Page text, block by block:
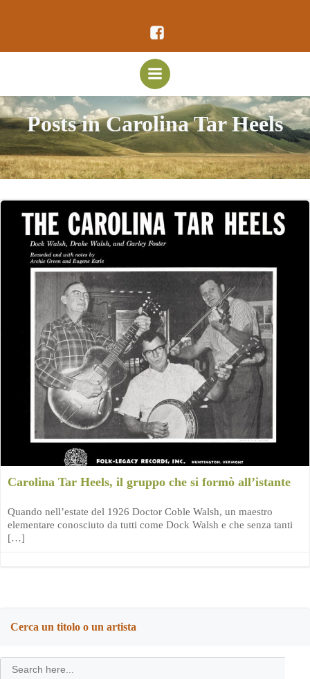
al
contenuto
Posts in Carolina Tar Heels
Carolina Tar Heels, il gruppo che si formò all’istante
Quando nell’estate del 1926 Doctor Coble Walsh, un maestro
elementare conosciuto da tutti come Dock Walsh e che senza tanti
[…]
Cerca un titolo o un artista
Search
for: